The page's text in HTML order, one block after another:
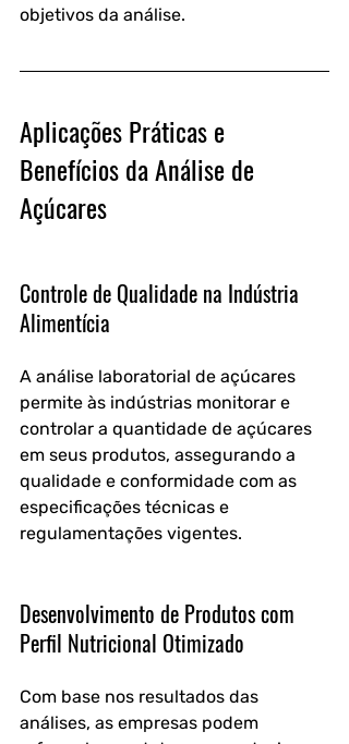
objetivos da análise.
Aplicações Práticas e
Benefícios da Análise de
Açúcares
Controle de Qualidade na Indústria
Alimentícia
A análise laboratorial de açúcares
permite às indústrias monitorar e
controlar a quantidade de açúcares
em seus produtos, assegurando a
qualidade e conformidade com as
especificações técnicas e
regulamentações vigentes.
Desenvolvimento de Produtos com
Perfil Nutricional Otimizado
Com base nos resultados das
análises, as empresas podem